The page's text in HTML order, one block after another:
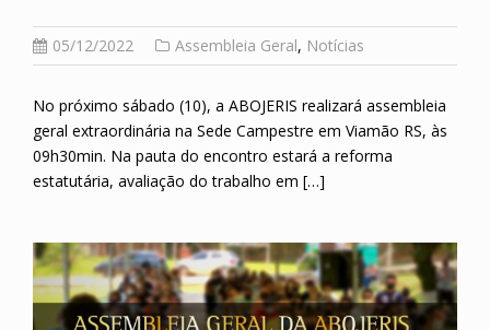
05/12/2022 Assembleia Geral, Notícias
No próximo sábado (10), a ABOJERIS realizará assembleia
geral extraordinária na Sede Campestre em Viamão RS, às
09h30min. Na pauta do encontro estará a reforma
estatutária, avaliação do trabalho em […]